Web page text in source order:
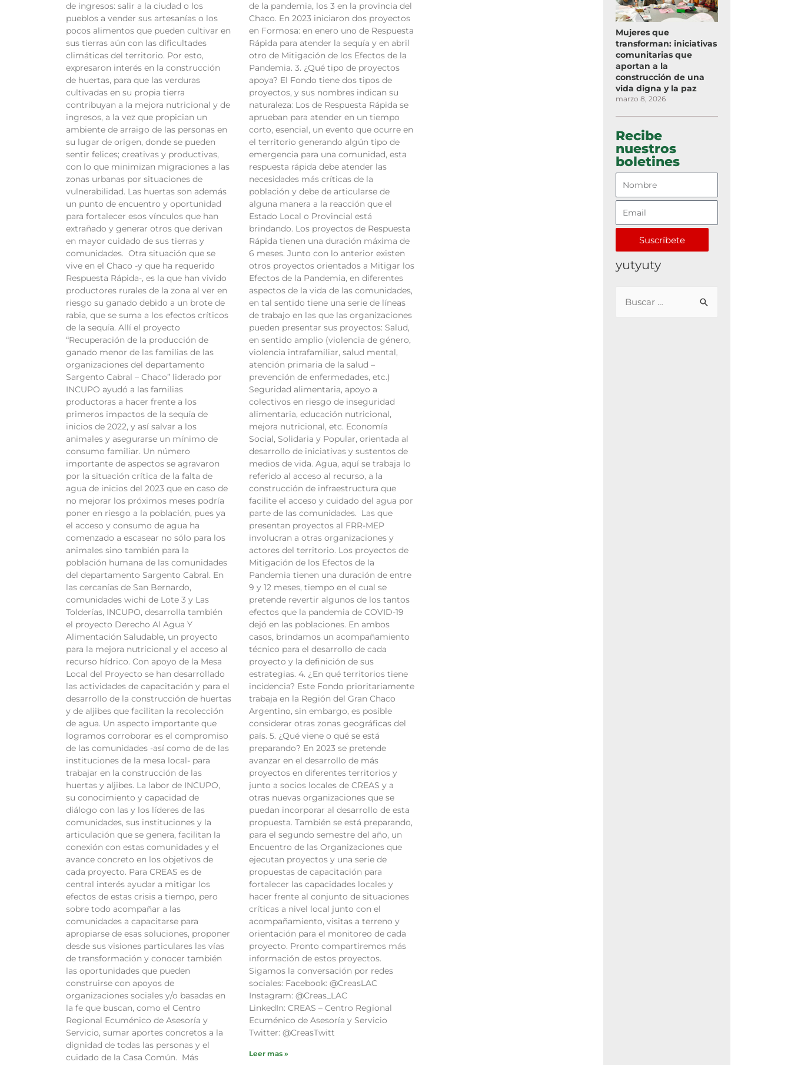
de ingresos: salir a la ciudad o los
pueblos a vender sus artesanías o los
pocos alimentos que pueden cultivar en
sus tierras aún con las dificultades
climáticas del territorio. Por esto,
expresaron interés en la construcción
de huertas, para que las verduras
cultivadas en su propia tierra
contribuyan a la mejora nutricional y de
ingresos, a la vez que propician un
ambiente de arraigo de las personas en
su lugar de origen, donde se pueden
sentir felices; creativas y productivas,
con lo que minimizan migraciones a las
zonas urbanas por situaciones de
vulnerabilidad. Las huertas son además
un punto de encuentro y oportunidad
para fortalecer esos vínculos que han
extrañado y generar otros que derivan
en mayor cuidado de sus tierras y
comunidades. Otra situación que se
vive en el Chaco -y que ha requerido
Respuesta Rápida-, es la que han vivido
productores rurales de la zona al ver en
riesgo su ganado debido a un brote de
rabia, que se suma a los efectos críticos
de la sequía. Allí el proyecto
“Recuperación de la producción de
ganado menor de las familias de las
organizaciones del departamento
Sargento Cabral – Chaco” liderado por
INCUPO ayudó a las familias
productoras a hacer frente a los
primeros impactos de la sequía de
inicios de 2022, y así salvar a los
animales y asegurarse un mínimo de
consumo familiar. Un número
importante de aspectos se agravaron
por la situación crítica de la falta de
agua de inicios del 2023 que en caso de
no mejorar los próximos meses podría
poner en riesgo a la población, pues ya
el acceso y consumo de agua ha
comenzado a escasear no sólo para los
animales sino también para la
población humana de las comunidades
del departamento Sargento Cabral. En
las cercanías de San Bernardo,
comunidades wichi de Lote 3 y Las
Tolderías, INCUPO, desarrolla también
el proyecto Derecho Al Agua Y
Alimentación Saludable, un proyecto
para la mejora nutricional y el acceso al
recurso hídrico. Con apoyo de la Mesa
Local del Proyecto se han desarrollado
las actividades de capacitación y para el
desarrollo de la construcción de huertas
y de aljibes que facilitan la recolección
de agua. Un aspecto importante que
logramos corroborar es el compromiso
de las comunidades -así como de de las
instituciones de la mesa local- para
trabajar en la construcción de las
huertas y aljibes. La labor de INCUPO,
su conocimiento y capacidad de
diálogo con las y los líderes de las
comunidades, sus instituciones y la
articulación que se genera, facilitan la
conexión con estas comunidades y el
avance concreto en los objetivos de
cada proyecto. Para CREAS es de
central interés ayudar a mitigar los
efectos de estas crisis a tiempo, pero
sobre todo acompañar a las
comunidades a capacitarse para
apropiarse de esas soluciones, proponer
desde sus visiones particulares las vías
de transformación y conocer también
las oportunidades que pueden
construirse con apoyos de
organizaciones sociales y/o basadas en
la fe que buscan, como el Centro
Regional Ecuménico de Asesoría y
Servicio, sumar aportes concretos a la
dignidad de todas las personas y el
cuidado de la Casa Común. Más
de la pandemia, los 3 en la provincia del
Chaco. En 2023 iniciaron dos proyectos
en Formosa: en enero uno de Respuesta
Rápida para atender la sequía y en abril
otro de Mitigación de los Efectos de la
Pandemia. 3. ¿Qué tipo de proyectos
apoya? El Fondo tiene dos tipos de
proyectos, y sus nombres indican su
naturaleza: Los de Respuesta Rápida se
aprueban para atender en un tiempo
corto, esencial, un evento que ocurre en
el territorio generando algún tipo de
emergencia para una comunidad, esta
respuesta rápida debe atender las
necesidades más críticas de la
población y debe de articularse de
alguna manera a la reacción que el
Estado Local o Provincial está
brindando. Los proyectos de Respuesta
Rápida tienen una duración máxima de
6 meses. Junto con lo anterior existen
otros proyectos orientados a Mitigar los
Efectos de la Pandemia, en diferentes
aspectos de la vida de las comunidades,
en tal sentido tiene una serie de líneas
de trabajo en las que las organizaciones
pueden presentar sus proyectos: Salud,
en sentido amplio (violencia de género,
violencia intrafamiliar, salud mental,
atención primaria de la salud –
prevención de enfermedades, etc.)
Seguridad alimentaria, apoyo a
colectivos en riesgo de inseguridad
alimentaria, educación nutricional,
mejora nutricional, etc. Economía
Social, Solidaria y Popular, orientada al
desarrollo de iniciativas y sustentos de
medios de vida. Agua, aquí se trabaja lo
referido al acceso al recurso, a la
construcción de infraestructura que
facilite el acceso y cuidado del agua por
parte de las comunidades. Las que
presentan proyectos al FRR-MEP
involucran a otras organizaciones y
actores del territorio. Los proyectos de
Mitigación de los Efectos de la
Pandemia tienen una duración de entre
9 y 12 meses, tiempo en el cual se
pretende revertir algunos de los tantos
efectos que la pandemia de COVID-19
dejó en las poblaciones. En ambos
casos, brindamos un acompañamiento
técnico para el desarrollo de cada
proyecto y la definición de sus
estrategias. 4. ¿En qué territorios tiene
incidencia? Este Fondo prioritariamente
trabaja en la Región del Gran Chaco
Argentino, sin embargo, es posible
considerar otras zonas geográficas del
país. 5. ¿Qué viene o qué se está
preparando? En 2023 se pretende
avanzar en el desarrollo de más
proyectos en diferentes territorios y
junto a socios locales de CREAS y a
otras nuevas organizaciones que se
puedan incorporar al desarrollo de esta
propuesta. También se está preparando,
para el segundo semestre del año, un
Encuentro de las Organizaciones que
ejecutan proyectos y una serie de
propuestas de capacitación para
fortalecer las capacidades locales y
hacer frente al conjunto de situaciones
críticas a nivel local junto con el
acompañamiento, visitas a terreno y
orientación para el monitoreo de cada
proyecto. Pronto compartiremos más
información de estos proyectos.
Sigamos la conversación por redes
sociales: Facebook: @CreasLAC
Instagram: @Creas_LAC
LinkedIn: CREAS – Centro Regional
Ecuménico de Asesoría y Servicio
Twitter: @CreasTwitt
Leer mas »
Mujeres que
transforman: iniciativas
comunitarias que
aportan a la
construcción de una
vida digna y la paz
marzo 8, 2026
Recibe
nuestros
boletines
Suscríbete
yutyuty